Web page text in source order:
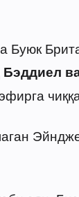
Буюк